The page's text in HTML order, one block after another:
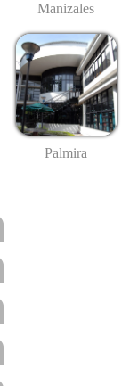
Manizales
Palmira